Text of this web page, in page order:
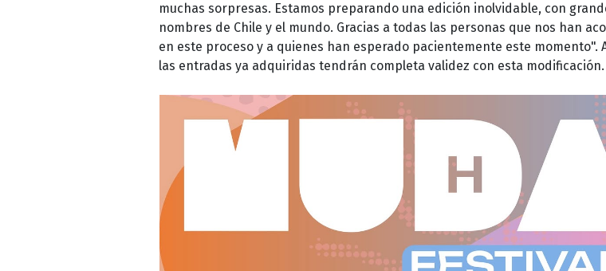
muchas sorpresas. Estamos preparando una edición inolvidable, con
nombres de Chile y el mundo. Gracias a todas las personas que nos han
en este proceso y a quienes han esperado pacientemente este momento".
las entradas ya adquiridas tendrán completa validez con esta modificación.